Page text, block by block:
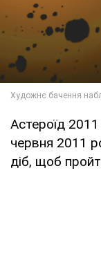
Астероїд
червня 2011
діб, щоб